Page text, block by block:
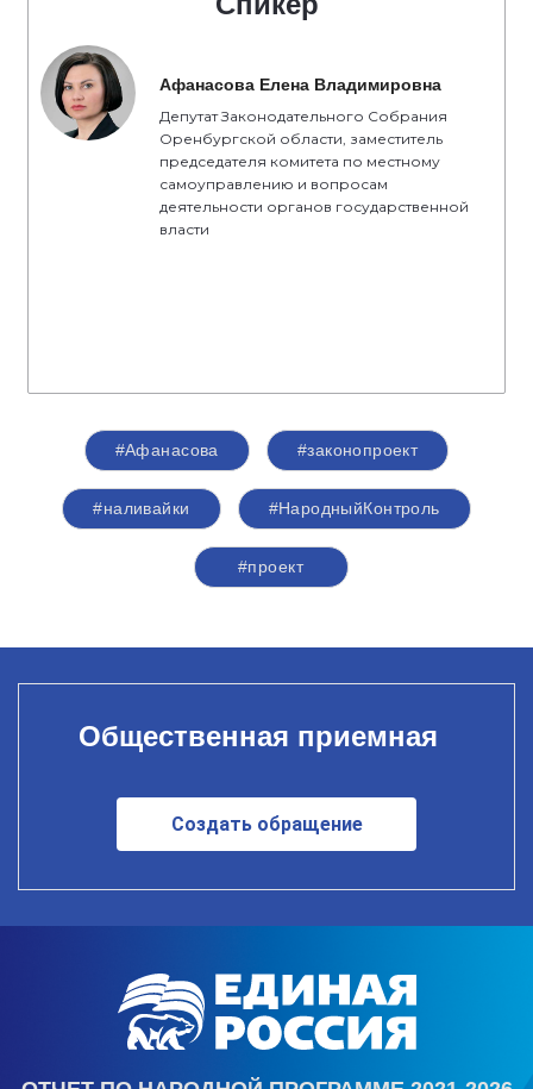
Афанасова Елена Владимировна
Депутат Законодательного Собрания
Оренбургской области, заместитель
председателя комитета по местному
самоуправлению и вопросам
деятельности органов государственной
власти
#Афанасова #законопроект
#наливайки #НародныйКонтроль
#проект
Общественная приемная
Создать обращение